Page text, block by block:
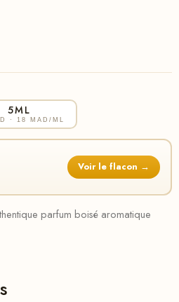
5ML
· 18 MAD/ML
Voir le flacon →
parfum boisé aromatique